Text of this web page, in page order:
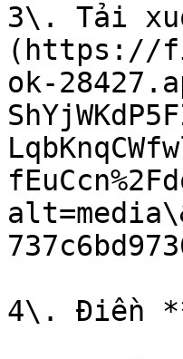
3\. Tải
(https://
ok-
4\. Điền